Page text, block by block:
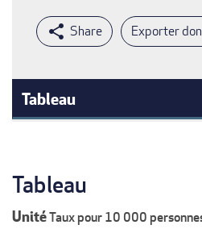
Exporter
Tableau
Tableau
UnitéTaux pour 10 000